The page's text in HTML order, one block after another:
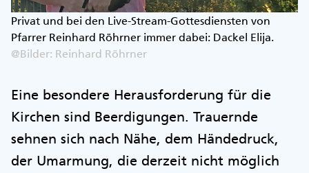
Privat und bei den Live-Stream-Gottesdiensten von
Pfarrer Reinhard Röhrner immer dabei: Dackel Elija.
@Bilder: Reinhard Röhrner
Eine besondere Herausforderung für die
Kirchen sind Beerdigungen. Trauernde
sehnen sich nach Nähe, dem Händedruck,
der Umarmung, die derzeit nicht möglich